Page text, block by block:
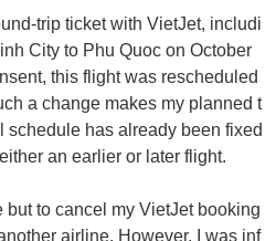
trip ticket with VietJet, includi
City to Phu Quoc on October
this flight was rescheduled
a change makes my planned t
schedule has already been fixed
an earlier or later flight.
to cancel my VietJet booking
airline. However, I was inf